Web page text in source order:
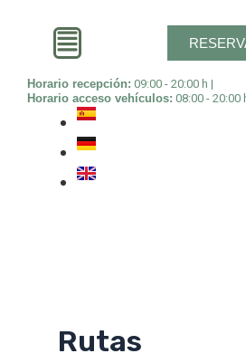
Horario recepción: 09:00 - 20:00 h |
Horario acceso vehículos: 08:00 - 20:00
Rutas